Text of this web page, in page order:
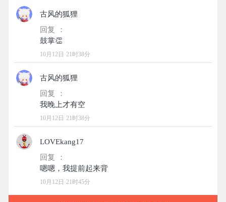
古风的狐狸
回复 ：
10月12日 21时38分
古风的狐狸
回复 ：
10月12日 21时38分
LOVEkang17
回复 ：
10月12日 21时45分